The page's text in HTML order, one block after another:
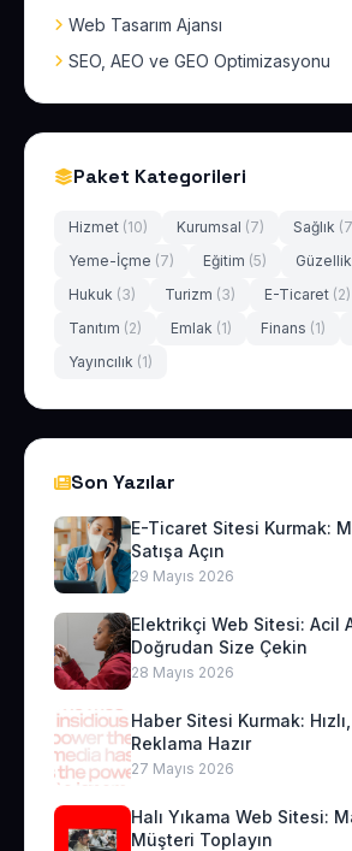
Web Tasarım Ajansı
SEO, AEO ve GEO Optimizasyonu
Paket Kategorileri
Hizmet (10) Kurumsal (7) Sağlık
Yeme-İçme (7) Eğitim (5) Güzellik
Hukuk (3) Turizm (3) E-Ticaret (2)
Tanıtım (2) Emlak (1) Finans (1)
Yayıncılık (1)
Son Yazılar
E-Ticaret Sitesi Kurmak:
Satışa Açın
29 Mayıs 2026
Elektrikçi Web Sitesi: Acil
Doğrudan Size Çekin
28 Mayıs 2026
Haber Sitesi Kurmak:
Reklama Hazır
27 Mayıs 2026
Halı Yıkama Web Sitesi:
Müşteri Toplayın